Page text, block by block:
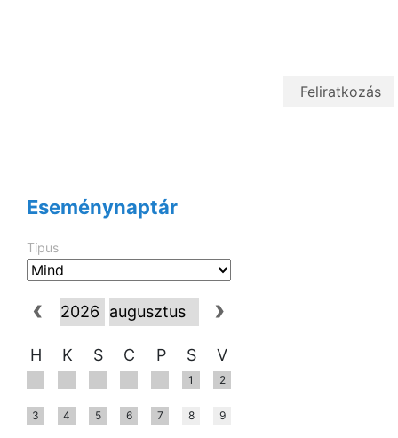
Eseménynaptár
Típus
H K S C P S V
1 2
3 4 5 6 7 8 9